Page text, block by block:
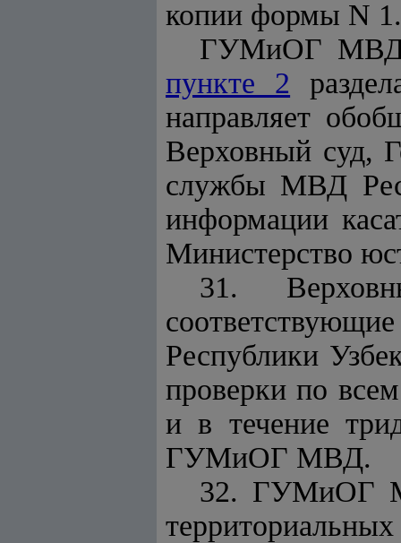
копии формы N 1.
ГУМиОГ МВД
пункте 2
направляет
Верховный суд,
службы МВД
информации
Министерство
31.
Республики
проверки по
и в течение
ГУМиОГ МВД.
32. ГУМиОГ